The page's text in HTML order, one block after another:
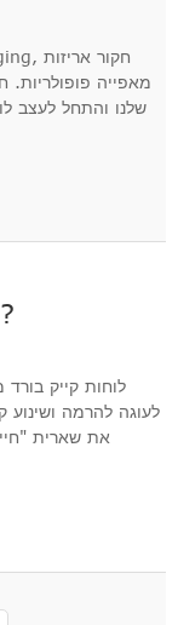
מאפייה
היכן ניתן להשתמש בבסיס העוגה?
לוחות קייק
לעוגה להרמה
את שארית